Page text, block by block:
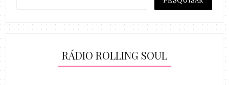
RÁDIO ROLLING SOUL